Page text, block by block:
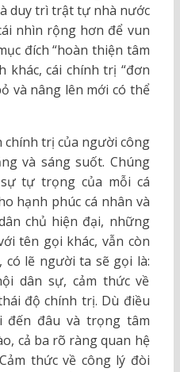
duy trì trật tự nhà nước
nhìn rộng hơn để vun
đích “hoàn thiện tâm
khác, cái chính trị “đơn
và nâng lên mới có thể
trị của người công
và sáng suốt. Chúng
tự trọng của mỗi cá
hạnh phúc cá nhân và
chủ hiện đại, những
tên gọi khác, vẫn còn
có lẽ người ta sẽ gọi là:
dân sự, cảm thức về
độ chính trị. Dù điều
đến đâu và trọng tâm
cả ba rõ ràng quan hệ
thức về công lý đòi